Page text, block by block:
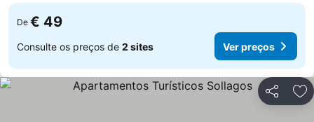
De € 49
Consulte os preços de 2 sites Ver preços
Partilhar